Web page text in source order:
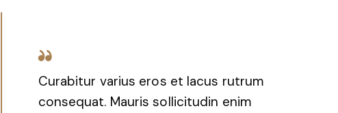
Curabitur varius eros et lacus rutrum
consequat. Mauris sollicitudin enim